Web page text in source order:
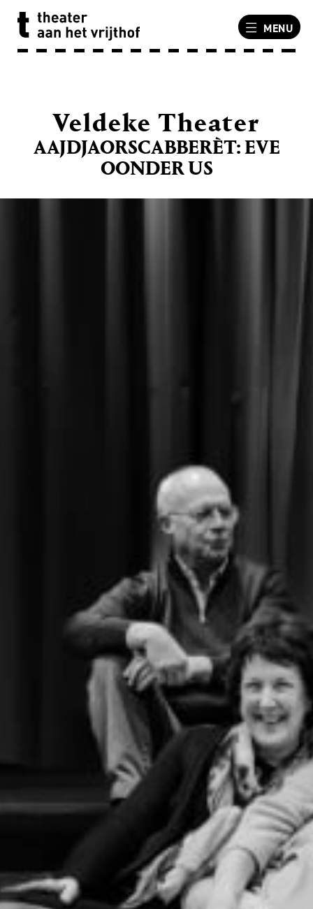
MENU
AAJDJAORSCABBERÈT: EVE
OONDER US
Veldeke Theater